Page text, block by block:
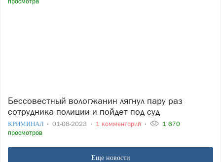
Бессовестный вологжанин лягнул пару раз
сотрудника полиции и пойдет под суд
КРИМИНАЛ 01-08-2023 1 комментарий
1 670
просмотров
Еще новости